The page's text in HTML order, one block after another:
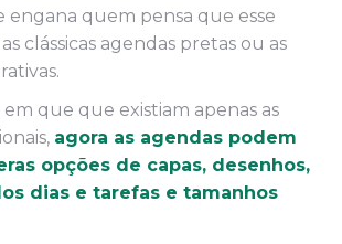
engana quem pensa que esse
clássicas agendas pretas ou as
que que existiam apenas as
agora as agendas podem
opções de capas, desenhos,
dias e tarefas e tamanhos